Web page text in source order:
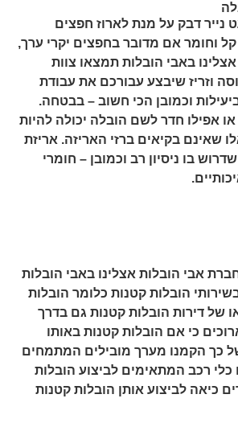
נייר דבק על מנת לארוז חפצים
וחומר אם מדובר בחפצים יקרי ערך,
באבי הובלות תמצאו צוות
וזריז שיבצע עבורכם את עבודת
וכמובן הכי חשוב – בבטחה.
אפילו חדר לשם הובלה יכולה להיות
שאינם בקיאים ברזי האריזה. אריזת
בו ניסיון רב וכמובן – חומרי
אבי הובלות אצלינו באבי הובלות
הובלות קטנות כלומר הובלות
של דירות הובלות קטנות גם בדרך
כי אם הובלות קטנות באותו
כך הקמנו מערך מובילים המתמחים
רכב המתאימים לביצוע הובלות
כיאה לביצוע אותן הובלות קטנות